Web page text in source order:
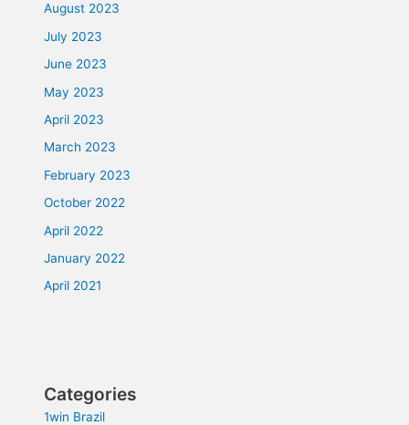
August 2023
July 2023
June 2023
May 2023
April 2023
March 2023
February 2023
October 2022
April 2022
January 2022
April 2021
Categories
1win Brazil